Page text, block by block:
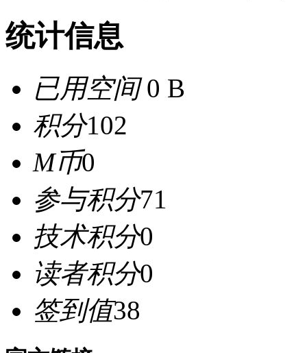
统计信息
已用空间0 B
积分102
M币0
参与积分71
技术积分0
读者积分0
签到值38